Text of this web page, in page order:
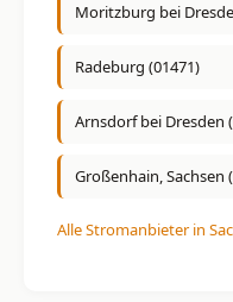
Moritzburg bei
Radeburg (01471)
Arnsdorf bei Dresden
Großenhain, Sachsen
Alle Stromanbieter in